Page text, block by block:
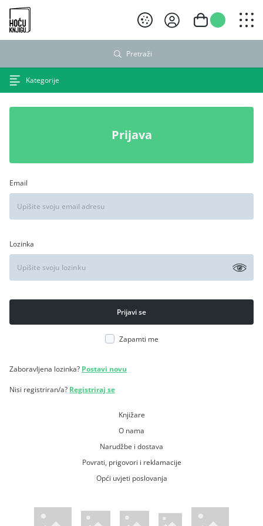
Hoću knjigu crni logo
Pretraži
Kategorije
Prijava
Email
Lozinka
Zapamti me
Zaboravljena lozinka? Postavi novu
Nisi registriran/a? Registriraj se
Knjižare
O nama
Narudžbe i dostava
Povrati, prigovori i reklamacije
Opći uvjeti poslovanja
WsPay web stranicaMaestro web stranicaMastercard web stranicaAmerican Express web stranica
Visa web stranica